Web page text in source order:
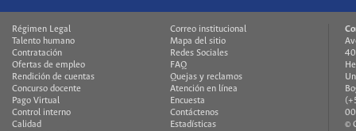
Régimen Legal
Talento humano
Contratación
Ofertas de empleo
Rendición de cuentas
Concurso docente
Pago Virtual
Control interno
Calidad
Correo institucional
Mapa del sitio
Redes Sociales
FAQ
Quejas y reclamos
Atención en línea
Encuesta
Contáctenos
Estadísticas
©